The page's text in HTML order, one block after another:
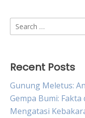
Search
for:
Recent Posts
Gunung Meletus:
Gempa Bumi:
Mengatasi